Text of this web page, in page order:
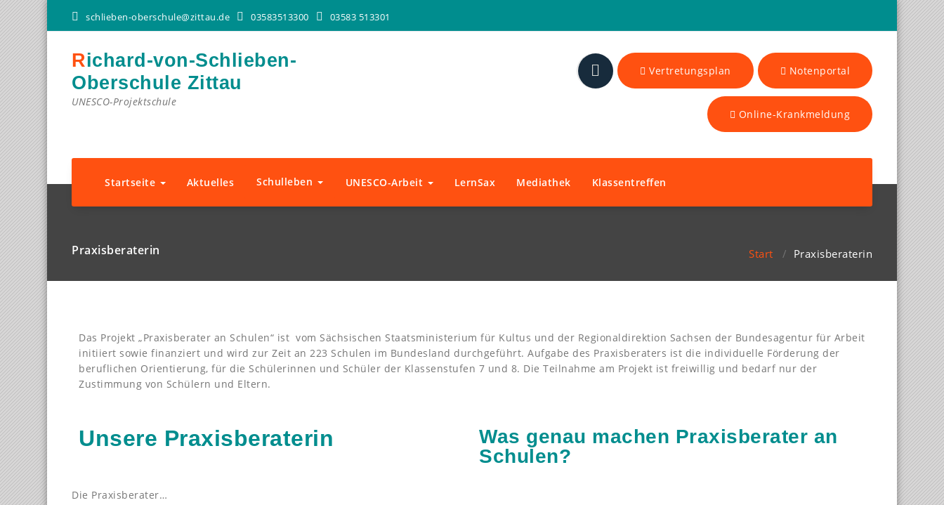
schlieben-oberschule@zittau.de 03583513300 03583 513301
Richard-von-Schlieben-
Oberschule Zittau
UNESCO-Projektschule
Vertretungsplan Notenportal
Online-Krankmeldung
Startseite Aktuelles Schulleben UNESCO-Arbeit LernSax Mediathek Klassentreffen
Praxisberaterin Start / Praxisberaterin
Das Projekt „Praxisberater an Schulen“ ist vom Sächsischen Staatsministerium für Kultus und der Regionaldirektion Sachsen der Bundesagentur für Arbeit
initiiert sowie finanziert und wird zur Zeit an 223 Schulen im Bundesland durchgeführt. Aufgabe des Praxisberaters ist die individuelle Förderung der
beruflichen Orientierung, für die Schülerinnen und Schüler der Klassenstufen 7 und 8. Die Teilnahme am Projekt ist freiwillig und bedarf nur der
Zustimmung von Schülern und Eltern.
Unsere Praxisberaterin
Was genau machen Praxisberater an
Schulen?
Die Praxisberater…